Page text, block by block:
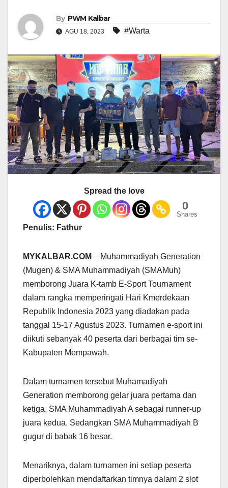
By PWM Kalbar
AGU 18, 2023 #Warta
Spread the love
0
Shares
Penulis: Fathur
MYKALBAR.COM – Muhammadiyah Generation
(Mugen) & SMA Muhammadiyah (SMAMuh)
memborong Juara K-tamb E-Sport Tournament
dalam rangka memperingati Hari Kmerdekaan
Republik Indonesia 2023 yang diadakan pada
tanggal 15-17 Agustus 2023. Turnamen e-sport ini
diikuti sebanyak 40 peserta dari berbagai tim se-
Kabupaten Mempawah.
Dalam turnamen tersebut Muhamadiyah
Generation memborong gelar juara pertama dan
ketiga, SMA Muhammadiyah A sebagai runner-up
juara kedua. Sedangkan SMA Muhammadiyah B
gugur di babak 16 besar.
Menariknya, dalam turnamen ini setiap peserta
diperbolehkan mendaftarkan timnya dalam 2 slot